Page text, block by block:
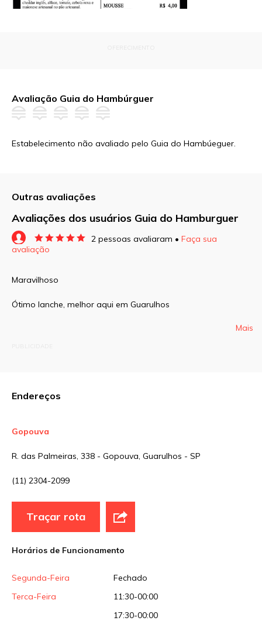
Avaliação Guia do Hambúrguer
Estabelecimento não avaliado pelo Guia do Hambúeguer.
Outras avaliações
Avaliações dos usuários Guia do Hamburguer
2 pessoas avaliaram • Faça sua
avaliação
Campos obrigatórios são marcados com
Comentário
Site
Maravilhoso
Ótimo lanche, melhor aqui em Guarulhos
Mais
Endereços
Gopouva
R. das Palmeiras, 338 - Gopouva, Guarulhos - SP
(11) 2304-2099
Traçar rota
Horários de Funcionamento
Segunda-Feira
Fechado
Terca-Feira
11:30-00:00
17:30-00:00